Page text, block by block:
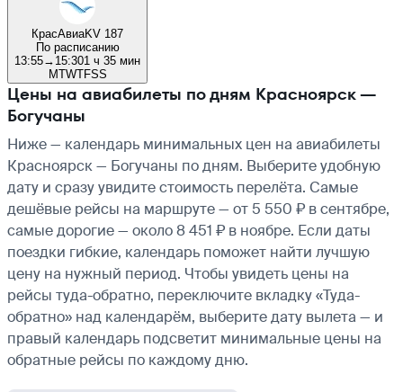
КрасАвиаKV 187
По расписанию
13:55→ 15:301 ч 35 мин
MTWTFSS
Цены на авиабилеты по дням Красноярск —
Богучаны
Ниже — календарь минимальных цен на авиабилеты
Красноярск — Богучаны по дням. Выберите удобную
дату и сразу увидите стоимость перелёта. Самые
дешёвые рейсы на маршруте — от 5 550 ₽ в сентябре,
самые дорогие — около 8 451 ₽ в ноябре. Если даты
поездки гибкие, календарь поможет найти лучшую
цену на нужный период. Чтобы увидеть цены на
рейсы туда-обратно, переключите вкладку «Туда-
обратно» над календарём, выберите дату вылета — и
правый календарь подсветит минимальные цены на
обратные рейсы по каждому дню.